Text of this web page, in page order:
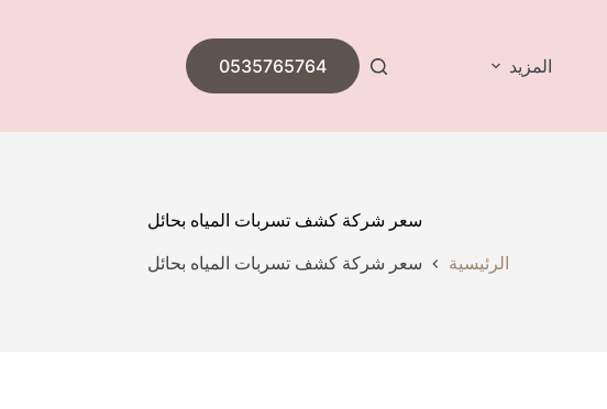
المزيد 0535765764
سعر شركة كشف تسربات المياه بحائل
الرئيسية سعر شركة كشف تسربات المياه بحائل